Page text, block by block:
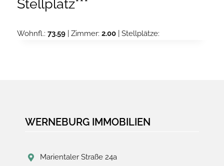
Stellplatz***
Wohnfl.: 73.59 | Zimmer: 2.00 | Stellplätze:
WERNEBURG IMMOBILIEN
Marientaler Straße 24a